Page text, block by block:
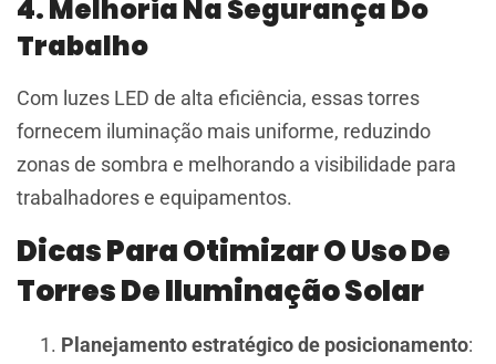
4. Melhoria Na Segurança Do
Trabalho
Com luzes LED de alta eficiência, essas torres
fornecem iluminação mais uniforme, reduzindo
zonas de sombra e melhorando a visibilidade para
trabalhadores e equipamentos.
Dicas Para Otimizar O Uso De
Torres De Iluminação Solar
Planejamento estratégico de posicionamento: